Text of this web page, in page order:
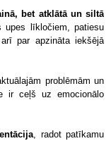
bet atklātā un siltā
līkločiem, patiesu
par apzināta iekšējā
problēmām un
ir ceļš uz emocionālo
, radot patīkamu